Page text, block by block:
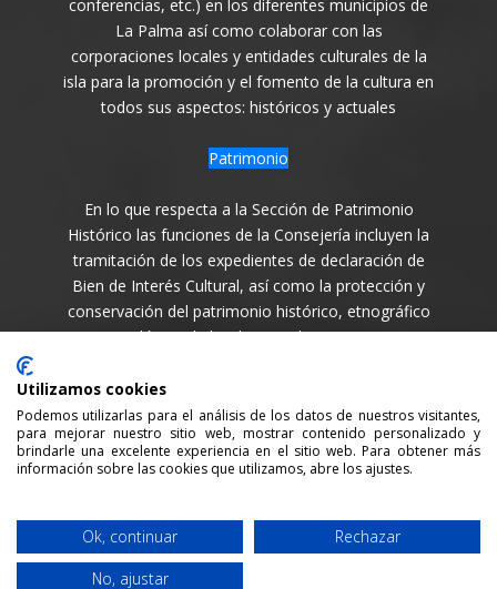
conferencias, etc.) en los diferentes municipios de
La Palma así como colaborar con las
corporaciones locales y entidades culturales de la
isla para la promoción y el fomento de la cultura en
todos sus aspectos: históricos y actuales
Patrimonio
En lo que respecta a la Sección de Patrimonio
Histórico las funciones de la Consejería incluyen la
tramitación de los expedientes de declaración de
Bien de Interés Cultural, así como la protección y
conservación del patrimonio histórico, etnográfico
y arqueológico de la Isla en todas sus variantes.
Consejería de Cultura y Patrimonio del Cabildo Insular
de La Palma / 2021 /Aviso legal/Política de Privacidad
/Política cookies
Utilizamos cookies
Podemos utilizarlas para el análisis de los datos de nuestros visitantes,
para mejorar nuestro sitio web, mostrar contenido personalizado y
brindarle una excelente experiencia en el sitio web. Para obtener más
información sobre las cookies que utilizamos, abre los ajustes.
Ok, continuar
Rechazar
No, ajustar